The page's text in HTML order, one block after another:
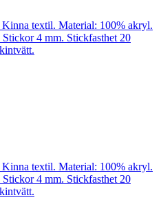
textil. Material: 100% akryl.
4 mm. Stickfasthet 20
textil. Material: 100% akryl.
4 mm. Stickfasthet 20